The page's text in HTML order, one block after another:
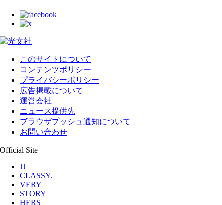
このサイトについて
コンテンツポリシー
プライバシーポリシー
広告掲載について
運営会社
ニュース提供先
ブラウザプッシュ通知について
お問い合わせ
Official Site
JJ
CLASSY.
VERY
STORY
HERS